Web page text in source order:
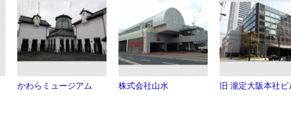
かわらミュージアム 株式会社山水 旧 瀧定大阪本社ビ